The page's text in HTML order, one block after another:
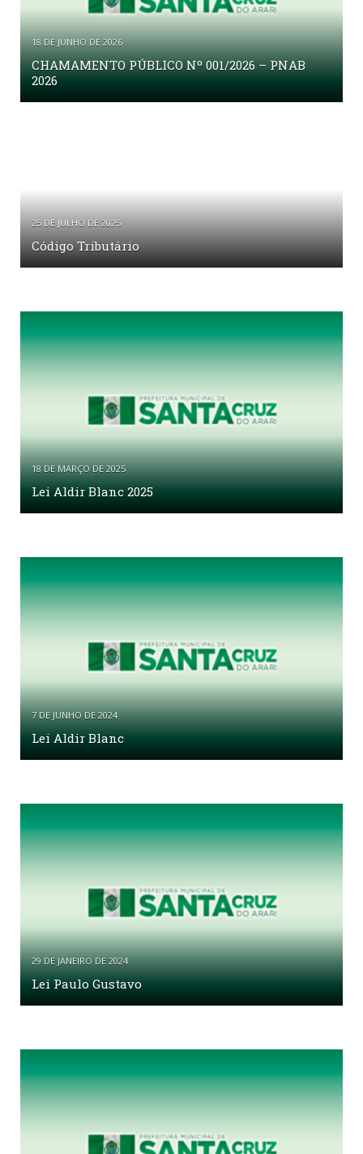
18 DE JUNHO DE 2026
CHAMAMENTO PÚBLICO Nº 001/2026 – PNAB
2026
25 DE JULHO DE 2025
Código Tributário
18 DE MARÇO DE 2025
Lei Aldir Blanc 2025
7 DE JUNHO DE 2024
Lei Aldir Blanc
29 DE JANEIRO DE 2024
Lei Paulo Gustavo